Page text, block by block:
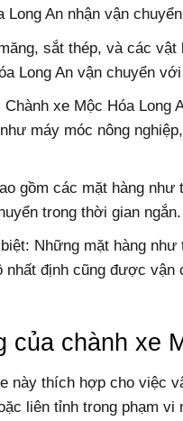
An nhận vận
sắt thép, và các
Long An vận chuyển
xe Mộc Hóa Long
máy móc nông
gồm các mặt hàng
trong thời gian ngắn.
Những mặt hàng
nhất định cũng được vận
của chành xe
này thích hợp cho việc
liên tỉnh trong phạm